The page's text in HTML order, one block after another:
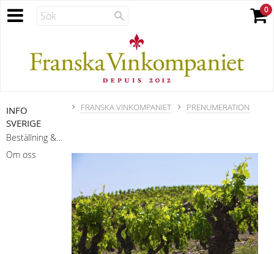
FRANSKA VINKOMPANIET PRENUMERATION
INFO
SVERIGE
Beställning & leverans
Om oss